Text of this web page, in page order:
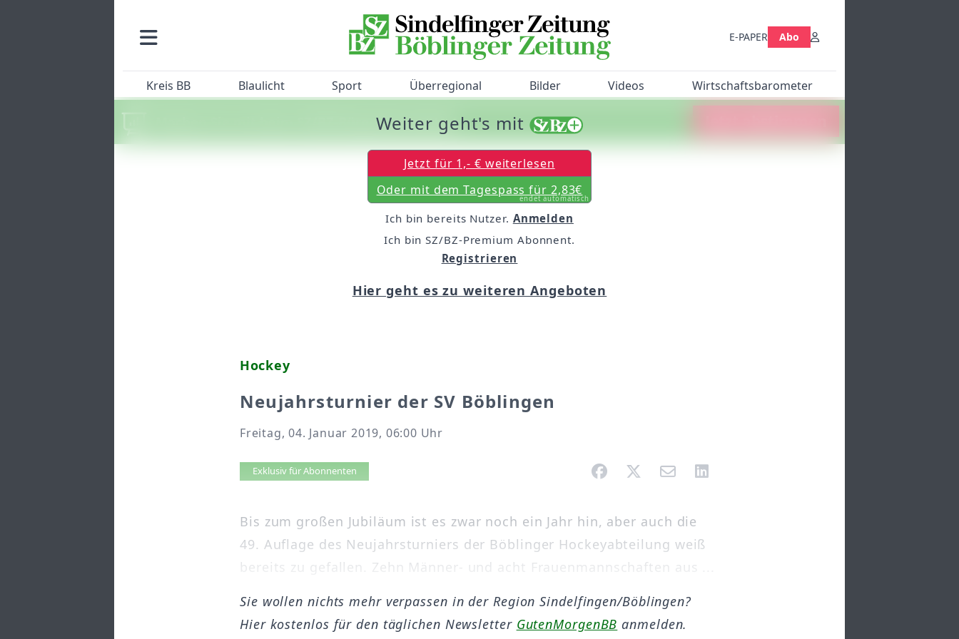
E-PAPER Abo
Kreis BB Blaulicht Sport Überregional Bilder Videos Wirtschaftsbarometer
Machen Sie mit beim SZ/BZ-Bürgerbarometer!
Hockey
Neujahrsturnier der SV Böblingen
Freitag, 04. Januar 2019, 06:00 Uhr
Artikel vorlesen
Exklusiv für Abonnenten
Bis zum großen Jubiläum ist es zwar noch ein Jahr hin, aber auch die
49. Auflage des Neujahrsturniers der Böblinger Hockeyabteilung weiß
bereits zu gefallen. Zehn Männer- und acht Frauenmannschaften aus ...
Weiter geht's mit
Jetzt für 1,- € weiterlesen
Oder mit dem Tagespass für 2,83€
endet automatisch
Ich bin bereits Nutzer. Anmelden
Ich bin SZ/BZ-Premium Abonnent.
Registrieren
Hier geht es zu weiteren Angeboten
Sie wollen nichts mehr verpassen in der Region Sindelfingen/Böblingen?
Hier kostenlos für den täglichen Newsletter GutenMorgenBB anmelden.